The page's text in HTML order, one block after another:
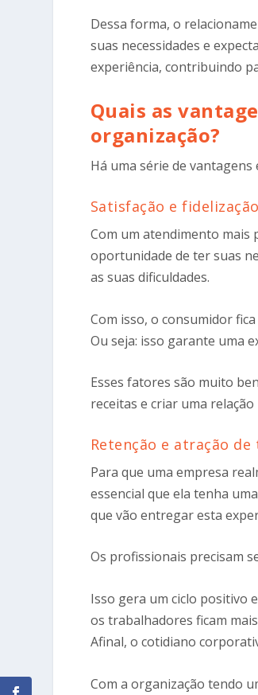
Dessa forma, o
suas necessidades e
experiência, contribuindo
Quais as
organização?
Há uma série de
Satisfação e
Com um atendimento mais
oportunidade de ter suas
as suas dificuldades.
Com isso, o consumidor
Ou seja: isso garante uma
Esses fatores são muito
receitas e criar uma
Retenção e atração
Para que uma empresa
essencial que ela tenha uma
que vão entregar esta
Os profissionais precisam
Isso gera um ciclo positivo
os trabalhadores ficam
Afinal, o cotidiano
Com a organização tendo